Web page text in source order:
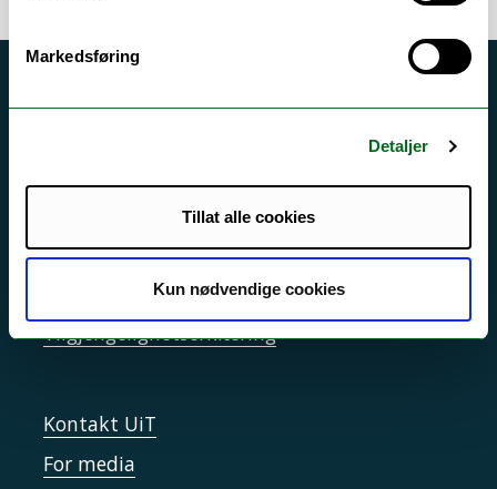
Markedsføring
Detaljer
Tillat alle cookies
Kun nødvendige cookies
Personvern ved UiT
Sikkerhet, beredskap og personvern
Informasjonskapsler
Tilgjengelighetserklæring
Kontakt UiT
For media